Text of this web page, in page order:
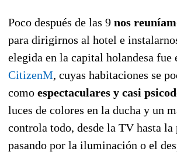
Poco después de las 9 nos
para dirigirnos al hotel e
elegida en la capital holandesa fue
CitizenM, cuyas habitaciones se
como espectaculares y casi
luces de colores en la ducha y un
controla todo, desde la TV hasta la
pasando por la iluminación o el